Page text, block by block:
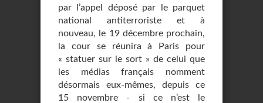
par l’appel déposé par le parquet
national antiterroriste et à
nouveau, le 19 décembre prochain,
la cour se réunira à Paris pour
« statuer sur le sort » de celui que
les médias français nomment
désormais eux-mêmes, depuis ce
15 novembre - si ce n’est le